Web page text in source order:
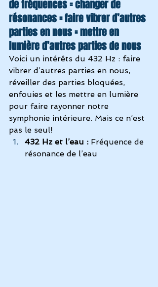
de fréquences = changer de
résonances = faire vibrer d’autres
parties en nous = mettre en
lumière d’autres parties de nous
Voici un intérêts du 432 Hz : faire
vibrer d’autres parties en nous,
réveiller des parties bloquées,
enfouies et les mettre en lumière
pour faire rayonner notre
symphonie intérieure. Mais ce n’est
pas le seul!
432 Hz et l’eau : Fréquence de
résonance de l’eau